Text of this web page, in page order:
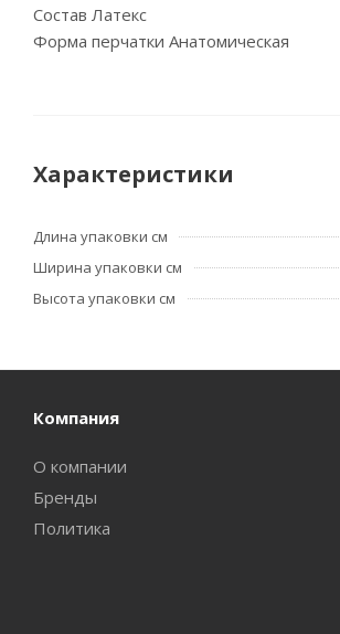
Состав Латекс
Форма перчатки Анатомическая
Характеристики
Длина упаковки см
Ширина упаковки см
Высота упаковки см
Компания
О компании
Бренды
Политика